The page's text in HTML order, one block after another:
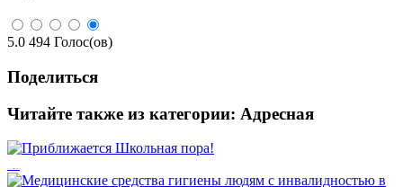
5.0 494 Голос(ов)
Поделиться
Читайте также из категории: Адресная